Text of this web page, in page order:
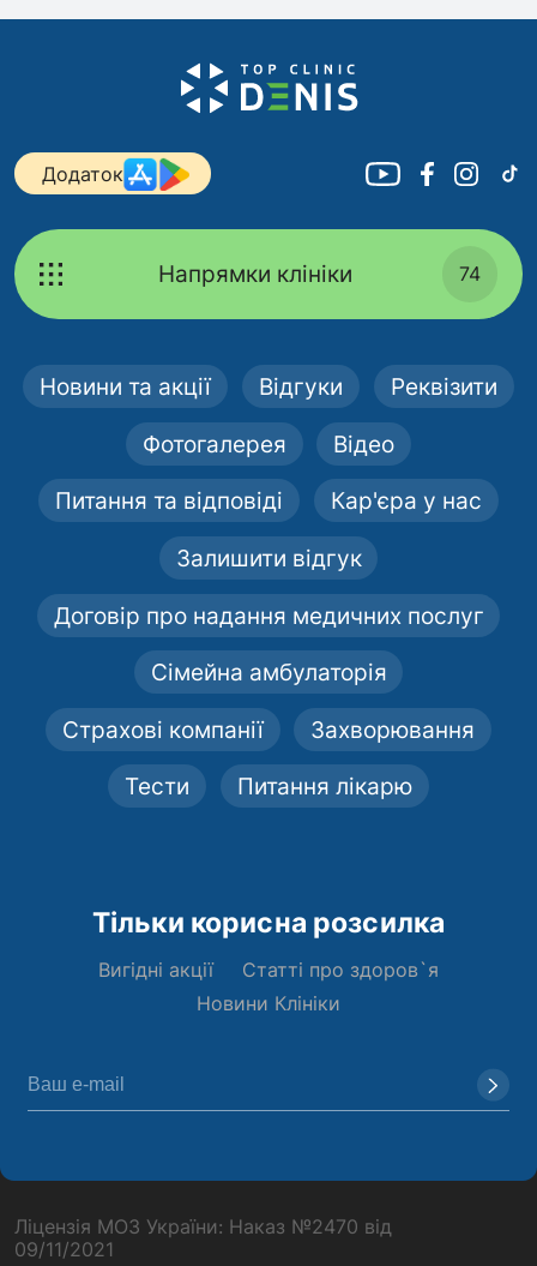
Додаток
Напрямки клініки 74
Новини та акції Відгуки Реквізити
Фотогалерея Відео
Питання та відповіді Кар'єра у нас
Залишити відгук
Договір про надання медичних послуг
Сімейна амбулаторія
Страхові компанії Захворювання
Тести Питання лікарю
Тільки корисна розсилка
Вигідні акції
Статті про здоров`я
Новини Клініки
Ліцензія МОЗ України: Наказ №2470 від
09/11/2021